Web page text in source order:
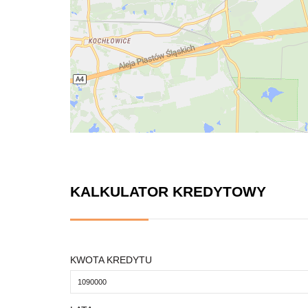
KALKULATOR KREDYTOWY
KWOTA KREDYTU